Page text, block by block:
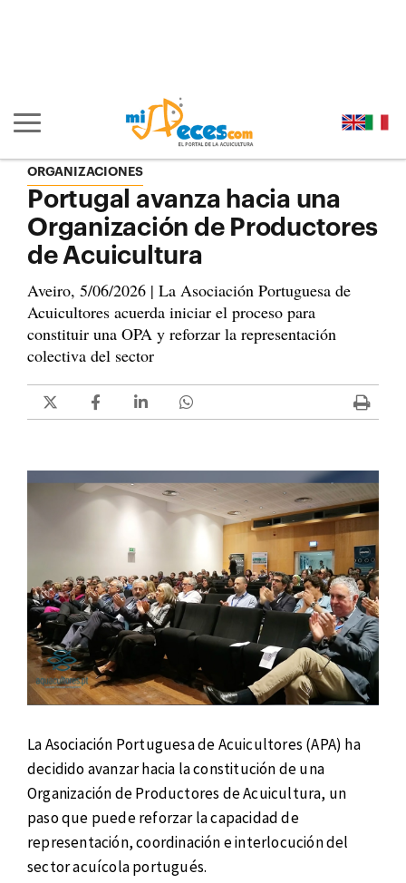
Mostrar/ocultar navegación principal
ORGANIZACIONES
Portugal avanza hacia una
Organización de Productores
de Acuicultura
Aveiro, 5/06/2026 | La Asociación Portuguesa de
Acuicultores acuerda iniciar el proceso para
constituir una OPA y reforzar la representación
colectiva del sector
La Asociación Portuguesa de Acuicultores (APA) ha
decidido avanzar hacia la constitución de una
Organización de Productores de Acuicultura, un
paso que puede reforzar la capacidad de
representación, coordinación e interlocución del
sector acuícola portugués.